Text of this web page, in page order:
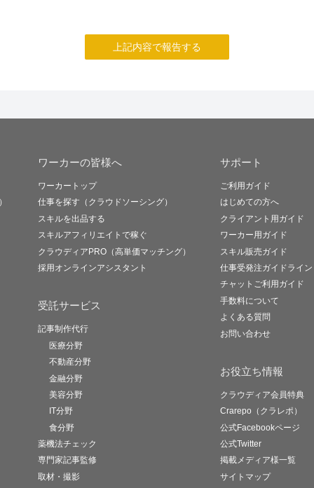
上記内容で報告する
ワーカーの皆様へ
ワーカートップ
仕事を探す（クラウドソーシング）
スキルを出品する
スキルアフィリエイトで稼ぐ
クラウディアPRO（高単価マッチング）
採用オンラインアシスタント
受託サービス
記事制作代行
医療分野
不動産分野
金融分野
美容分野
IT分野
食分野
薬機法チェック
専門家記事監修
取材・撮影
サポート
ご利用ガイド
はじめての方へ
クライアント用ガイド
ワーカー用ガイド
スキル販売ガイド
仕事受発注ガイドライン
チャットご利用ガイド
手数料について
よくある質問
お問い合わせ
お役立ち情報
クラウディア会員特典
Crarepo（クラレポ）
公式Facebookページ
公式Twitter
掲載メディア様一覧
サイトマップ